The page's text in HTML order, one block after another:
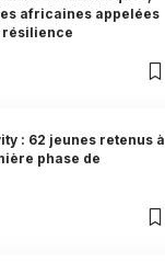
africaines appelées
résilience
: 62 jeunes retenus à
phase de